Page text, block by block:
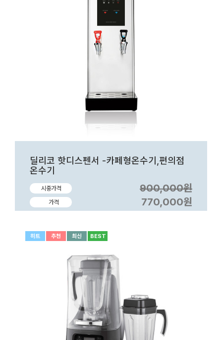
딜리코 핫디스펜서 -카페형온수기,편의점
온수기
시중가격 900,000원
가격 770,000원
히트 추천 최신 BEST